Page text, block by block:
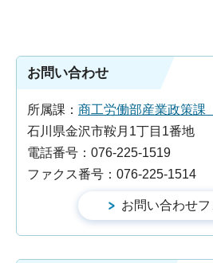
お問い合わせ
所属課： 商工労働部産業政策課
石川県金沢市鞍月1丁目1番地
電話番号：076-225-1519
ファクス番号：076-225-1514